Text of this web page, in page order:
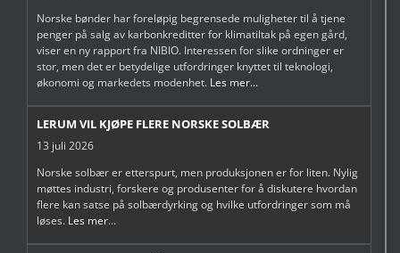
Norske bønder har foreløpig begrensede muligheter til å tjene
penger på salg av karbonkreditter for klimatiltak på egen gård,
viser en ny rapport fra NIBIO. Interessen for slike ordninger er
stor, men det er betydelige utfordringer knyttet til teknologi,
økonomi og markedets modenhet. Les mer...
LERUM VIL KJØPE FLERE NORSKE SOLBÆR
13 juli 2026
Norske solbær er etterspurt, men produksjonen er for liten. Nylig
møttes industri, forskere og produsenter for å diskutere hvordan
flere kan satse på solbærdyrking og hvilke utfordringer som må
løses. Les mer...